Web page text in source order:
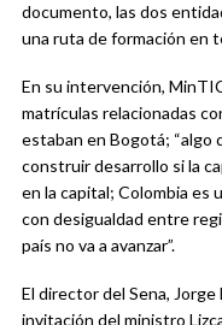
documento, las dos
una ruta de formación en
En su intervención,
matrículas relacionadas
estaban en Bogotá; “algo
construir desarrollo si la
en la capital; Colombia es
con desigualdad entre
país no va a avanzar”.
El director del Sena,
invitación del ministro